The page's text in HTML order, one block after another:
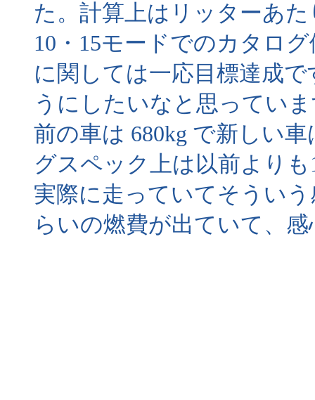
た。計算上はリッターあ
10・15モードでのカタロ
に関しては一応目標達成
うにしたいなと思ってい
前の車は 680kg で新しい
グスペック上は以前より
実際に走っていてそうい
らいの燃費が出ていて、